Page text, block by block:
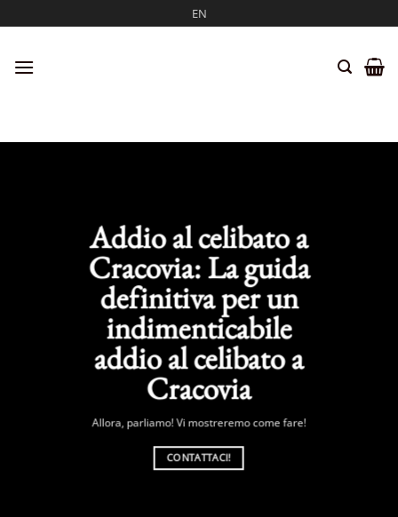
ai
EN
Addio al celibato a
Cracovia: La guida
definitiva per un
indimenticabile
addio al celibato a
Cracovia
Allora, parliamo! Vi mostreremo come fare!
CONTATTACI!